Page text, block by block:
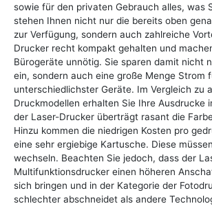
sowie für den privaten Gebrauch alles, was
stehen Ihnen nicht nur die bereits oben
zur Verfügung, sondern auch zahlreiche
Drucker recht kompakt gehalten und
Bürogeräte unnötig. Sie sparen damit nicht
ein, sondern auch eine große Menge Strom
unterschiedlichster Geräte. Im Vergleich zu
Druckmodellen erhalten Sie Ihre Ausdrucke
der Laser-Drucker überträgt rasant die
Hinzu kommen die niedrigen Kosten pro
eine sehr ergiebige Kartusche. Diese
wechseln. Beachten Sie jedoch, dass der
Multifunktionsdrucker einen höheren
sich bringen und in der Kategorie der
schlechter abschneidet als andere